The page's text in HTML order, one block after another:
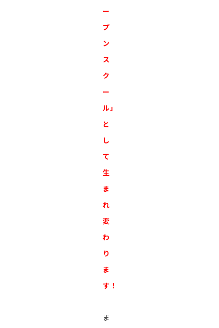
ー
プ
ン
ス
ク
ー
ル」
と
し
て
生
ま
れ
変
わ
り
ま
す！
ま